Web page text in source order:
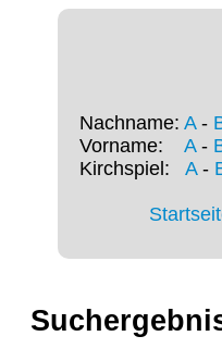
Nachname: A-
Vorname: A-
Kirchspiel: A-